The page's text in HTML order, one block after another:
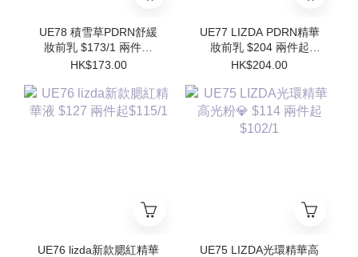
UE78 積雪草PDRN舒緩
妝前乳 $173/1 兩件起
$155/1 件
HK$173.00
UE77 LIZDA PDRN精華
妝前乳 $204 兩件起
$184/1
HK$204.00
UE76 lizda新款腮紅精華
UE75 LIZDA光環精華高